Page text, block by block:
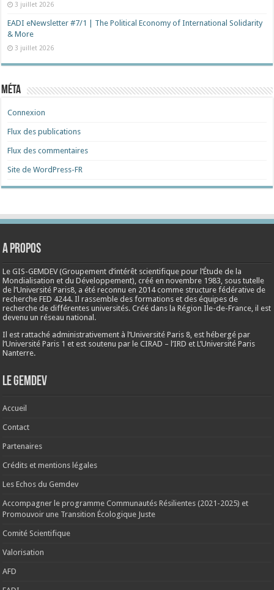
3 juillet 2026
EADI eNewsletter #7/1 | The Political Economy of International Solidarity
& More
3 juillet 2026
Méta
Connexion
Flux des publications
Flux des commentaires
Site de WordPress-FR
A propos
Le GIS-GEMDEV (Groupement d’intérêt scientifique pour l’Étude de la
Mondialisation et du Développement), créé ennovembre 1983, sous tutelle
de l’Université Paris8, a été reconnu en 2014 comme structure fédérative de
recherche FED 4244. Il rassemble des formations et des équipes de
recherche de différentes universités. Créé dans la Région Ile-de-France, il est
devenu un réseau national.
Il est rattaché administrativement à l’Université Paris 8, est hébergé par
l’Université Paris 1 et est soutenu par le CIRAD – l’IRD et L’Université Paris
Nanterre.
Le Gemdev
Accueil
Contact
Partenaires
Crédits et mentions légales
Les Echos du Gemdev
Accompagner le programme Communautés Résilientes (2021-2025) et
Promouvoir une Transition Écologique Juste
Comité Scientifique
Valorisation
AFD